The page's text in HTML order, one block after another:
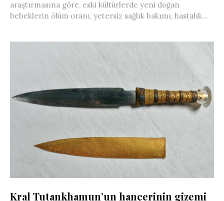
araştırmasına göre, eski kültürlerde yeni doğan
bebeklerin ölüm oranı, yetersiz sağlık bakımı, hastalık...
Kral Tutankhamun’un hançerinin gizemi